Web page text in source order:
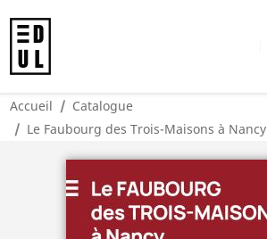
Accueil
Catalogue
Le Faubourg des Trois-Maisons à Nancy